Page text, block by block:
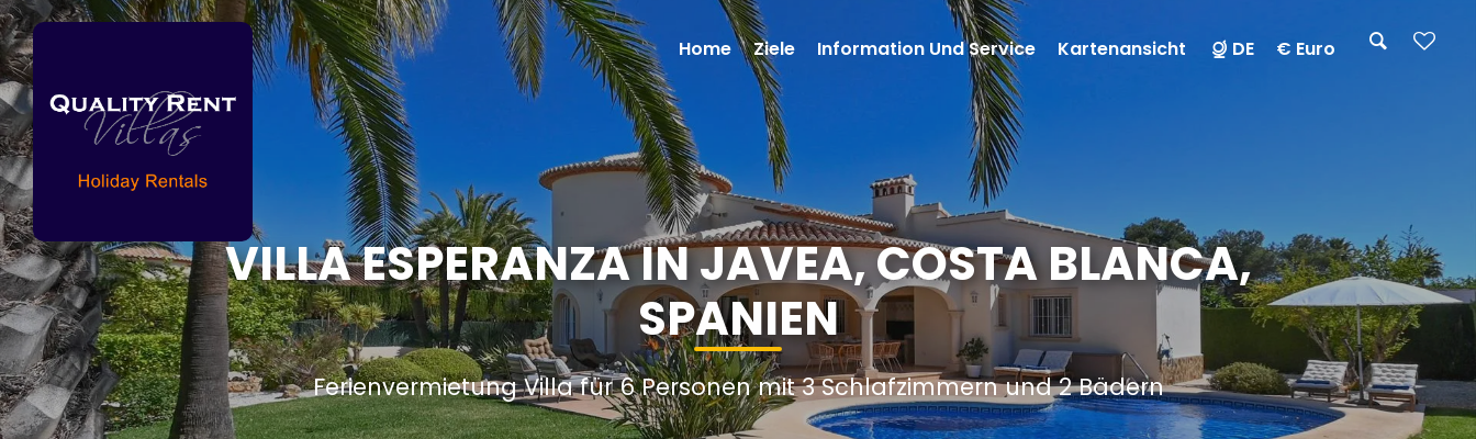
VILLA ESPERANZA IN JAVEA, COSTA BLANCA,
SPANIEN
Ferienvermietung Villa für 6 Personen mit 3 Schlafzimmern und 2 Bädern
Home Ziele Information Und Service Kartenansicht DE € Euro